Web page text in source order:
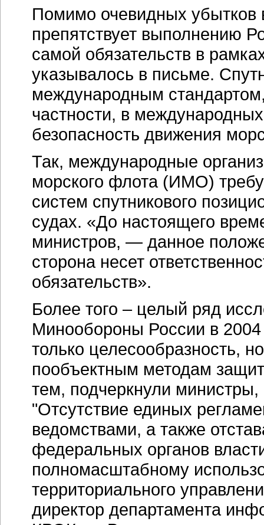
Помимо очевидных
препятствует выполнению
самой обязательств в
указывалось в письме.
международным
частности, в
безопасность движения
Так, международные
морского флота (ИМО)
систем спутникового
судах. «До настоящего
министров, — данное
сторона несет
обязательств».
Более того – целый ряд
Минообороны России в
только целесообразность,
пообъектным методам
тем, подчеркнули
"Отсутствие единых
ведомствами, а также
федеральных органов
полномасштабному
территориального
директор департамента